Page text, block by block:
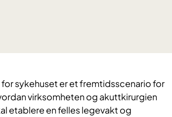
sykehuset er et fremtidsscenario for
virksomheten og akuttkirurgien
etablere en felles legevakt og